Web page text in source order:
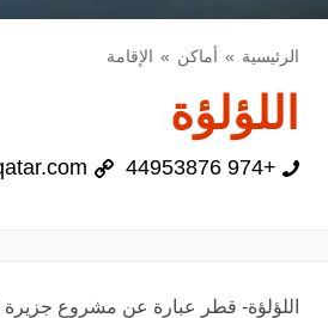
الرئيسية أماكن الإقامة
اللؤلؤة
+974 44953876
اللؤلؤة- قطر عبارة عن مشروع جزيرة